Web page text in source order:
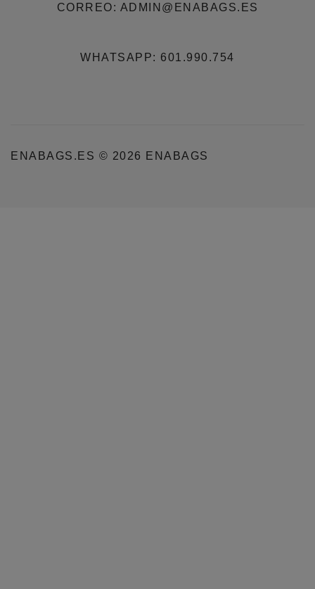
CORREO: ADMIN@ENABAGS.ES
WHATSAPP: 601.990.754
ENABAGS.ES © 2026 ENABAGS